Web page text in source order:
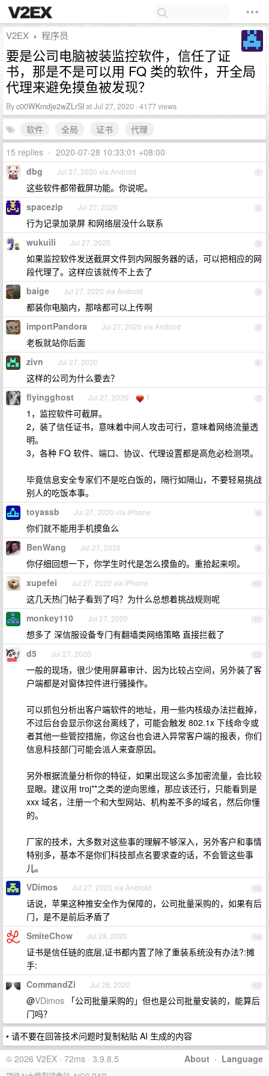
V2EX › 程序员
要是公司电脑被装监控软件，信任了证
书，那是不是可以用 FQ 类的软件，开全局
代理来避免摸鱼被发现？
Byc00WKmdje2wZLrSIat Jul 27, 2020 · 4177 views
软件 全局 证书
代理
15 replies • 2020-07-28 10:33:01 +08:00
1
dbg Jul 27, 2020 via Android
这些软件都带截屏功能。你说呢。
2
spacezip Jul 27, 2020
行为记录加录屏 和网络层没什么联系
3
wukuili Jul 27, 2020
如果监控软件发送截屏文件到内网服务器的话，可以把相应的网
段代理了。这样应该就传不上去了
4
baige Jul 27, 2020 via Android
都装你电脑内，那啥都可以上传啊
5
importPandora Jul 27, 2020 via Android
老板就站你后面
6
zivn Jul 27, 2020
这样的公司为什么要去？
7
flyingghost Jul 27, 2020 1
1，监控软件可截屏。
2，装了信任证书，意味着中间人攻击可行，意味着网络流量透
明。
3，各种 FQ 软件、端口、协议、代理设置都是高危必检测项。
毕竟信息安全专家们不是吃白饭的，隔行如隔山，不要轻易挑战
别人的吃饭本事。
8
toyassb Jul 27, 2020 via iPhone
你们就不能用手机摸鱼么
9
BenWang Jul 27, 2020
你仔细回想一下，你学生时代是怎么摸鱼的。重拾起来呗。
10
xupefei Jul 27, 2020 via iPhone
这几天热门帖子看到了吗？为什么总想着挑战规则呢
11
monkey110 Jul 27, 2020
想多了 深信服设备专门有翻墙类网络策略 直接拦截了
12
d5 Jul 27, 2020
一般的现场，很少使用屏幕审计、因为比较占空间，另外装了客
户端都是对窗体控件进行骚操作。
可以抓包分析出客户端软件的地址，用一些内核级办法拦截掉，
不过后台会显示你这台离线了，可能会触发 802.1x 下线命令或
者其他一些管控措施，你这台也会进入异常客户端的报表，你们
信息科技部门可能会派人来查原因。
另外根据流量分析你的特征，如果出现这么多加密流量，会比较
显眼。建议用 troj**之类的逆向思维，那应该还行，只能看到是
xxx 域名，注册一个和大型网站、机构差不多的域名，然后你懂
的。
厂家的技术，大多数对这些事的理解不够深入，另外客户和事情
特别多，基本不是你们科技部点名要求查的话，不会管这些事
儿。
13
VDimos Jul 27, 2020 via Android
话说，苹果这种推安全作为保障的，公司批量采购的，如果有后
门，是不是前后矛盾了
14
SmiteChow Jul 28, 2020
证书是信任链的底层,证书都内置了除了重装系统没有办法?:摊
手:
15
CommandZi Jul 28, 2020
@VDimos 「公司批量采购的」但也是公司批量安装的，能算后
门吗？
• 请不要在回答技术问题时复制粘贴 AI 生成的内容
About · Language
© 2026 V2EX · 72ms · 3.9.8.5